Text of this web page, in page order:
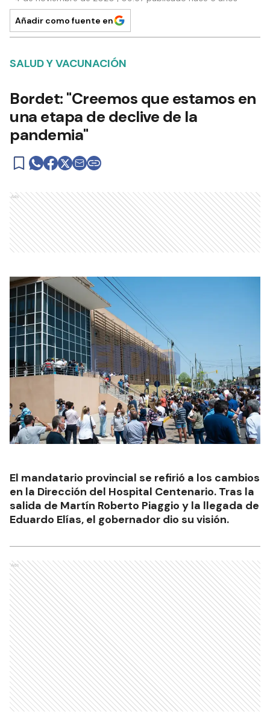
Añadir como fuente en
SALUD Y VACUNACIÓN
Bordet: "Creemos que estamos en
una etapa de declive de la
pandemia"
Ads
El mandatario provincial se refirió a los cambios
en la Dirección del Hospital Centenario. Tras la
salida de Martín Roberto Piaggio y la llegada de
Eduardo Elías, el gobernador dio su visión.
Ads